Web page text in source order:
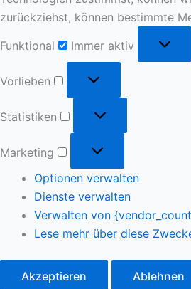
zurückziehst, können bestimmte
Funktional
Immer aktiv
Vorlieben
Statistiken
Marketing
Optionen verwalten
Dienste verwalten
Verwalten von
Lese mehr über diese
Akzeptieren Ablehnen